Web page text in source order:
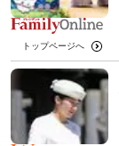
トップページへ